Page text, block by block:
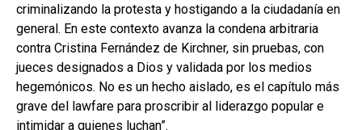
criminalizando la protesta y hostigando a la ciudadanía en
general. En este contexto avanza la condena arbitraria
contra Cristina Fernández de Kirchner, sin pruebas, con
jueces designados a Dios y validada por los medios
hegemónicos. No es un hecho aislado, es el capítulo más
grave del lawfare para proscribir al liderazgo popular e
intimidar a quienes luchan”.